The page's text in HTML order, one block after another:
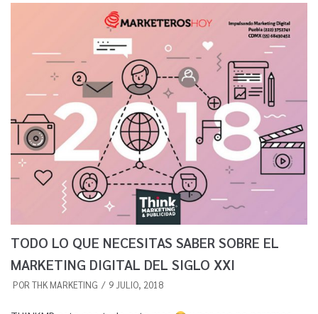
TODO LO QUE NECESITAS SABER SOBRE EL
MARKETING DIGITAL DEL SIGLO XXI
POR THK MARKETING 9 JULIO, 2018